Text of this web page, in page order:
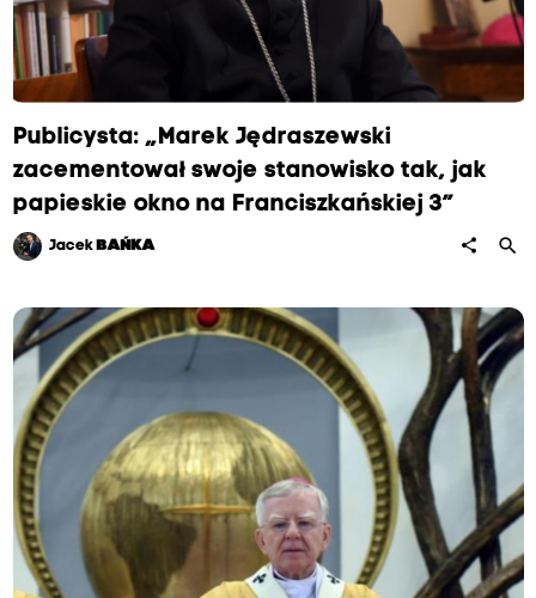
Publicysta: „Marek Jędraszewski
zacementował swoje stanowisko tak, jak
papieskie okno na Franciszkańskiej 3”
Jacek BAŃKA share search